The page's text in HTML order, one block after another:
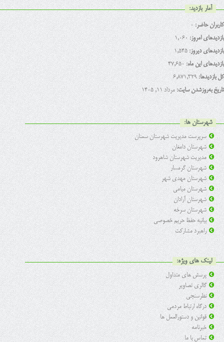
آمار بازدید:
کاربران حاضر: 0
بازدیدهای امروز: 1,060
بازدیدهای دیروز: 1,545
بازدیدهای این ماه:47,650
کل بازدیدها:6,871,329
تاریخ به‌روزشدن سایت: مرداد ۱۱, ۱۴۰۵
شهرستان ها:
سرپرست مدیریت شهرستان سمنان
شهرستان دامغان
مدیریت شهرستان شاهرود
شهرستان گرمسار
شهرستان مهدی شهر
شهرستان میامی
شهرستان آرادان
شهرستان سرخه
بیانیه حفظ حریم خصوصی
راهبرد مشارکت
لینک های ویژه:
پرسش های متداول
گالری تصاویر
نظرسنجی
درگاه ارتباط مردمی
قوانین و دستورالعمل ها
خبرنامه
تماس با ما